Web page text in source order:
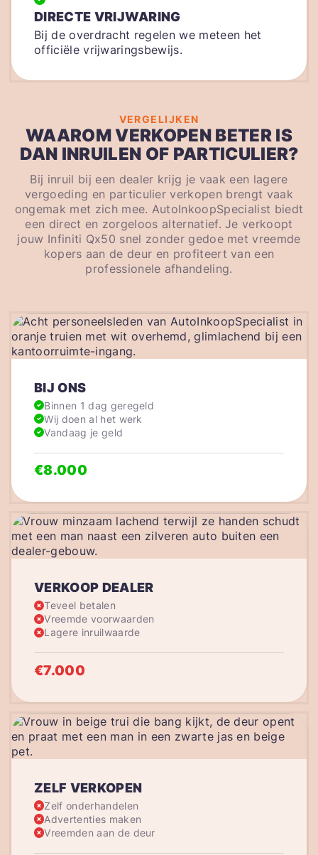
DIRECTE VRIJWARING
Bij de overdracht regelen we meteen het
officiële vrijwaringsbewijs.
VERGELIJKEN
WAAROM VERKOPEN BETER IS
DAN INRUILEN OF PARTICULIER?
Bij inruil bij een dealer krijg je vaak een lagere
vergoeding en particulier verkopen brengt vaak
ongemak met zich mee. AutoInkoopSpecialist biedt
een direct en zorgeloos alternatief. Je verkoopt
jouw Infiniti Qx50 snel zonder gedoe met vreemde
kopers aan de deur en profiteert van een
professionele afhandeling.
VERKOOP DEALER
Teveel betalen
Vreemde voorwaarden
Lagere inruilwaarde
€7.000
BIJ ONS
Binnen 1 dag geregeld
Wij doen al het werk
Vandaag je geld
€8.000
ZELF VERKOPEN
Zelf onderhandelen
Advertenties maken
Vreemden aan de deur